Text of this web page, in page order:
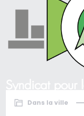
Dans la ville